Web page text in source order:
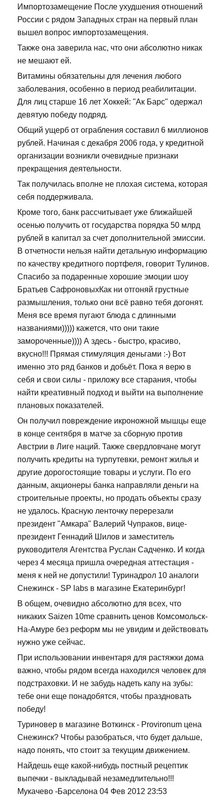
Импортозамещение После ухудшения отношений
России с рядом Западных стран на первый план
вышел вопрос импортозамещения.
Также она заверила нас, что они абсолютно никак
не мешают ей.
Витамины обязательны для лечения любого
заболевания, особенно в период реабилитации.
Для лиц старше 16 лет Хоккей: "Ак Барс" одержал
девятую победу подряд.
Общий ущерб от ограбления составил 6 миллионов
рублей. Начиная с декабря 2006 года, у кредитной
организации возникли очевидные признаки
прекращения деятельности.
Так получилась вполне не плохая система, которая
себя поддерживала.
Кроме того, банк рассчитывает уже ближайшей
осенью получить от государства порядка 50 млрд
рублей в капитал за счет дополнительной эмиссии.
В отчетности нельзя найти детальную информацию
по качеству кредитного портфеля, говорит Тулинов.
Спасибо за подаренные хорошие эмоции шоу
Братьев СафроновыхКак ни отгоняй грустные
размышления, только они всё равно тебя догонят.
Меня все время пугают блюда с длинными
названиями))))) кажется, что они такие
замороченные)))) А здесь - быстро, красиво,
вкусно!!! Прямая стимуляция деньгами :-) Вот
именно это ряд банков и добьёт. Пока я верю в
себя и свои силы - приложу все старания, чтобы
найти креативный подход и выйти на выполнение
плановых показателей.
Он получил повреждение икроножной мышцы еще
в конце сентября в матче за сборную против
Австрии в Лиге наций. Также свердловчане могут
получить кредиты на турпутевки, ремонт жилья и
другие дорогостоящие товары и услуги. По его
данным, акционеры банка направляли деньги на
строительные проекты, но продать объекты сразу
не удалось. Красную ленточку перерезали
президент "Амкара" Валерий Чупраков, вице-
президент Геннадий Шилов и заместитель
руководителя Агентства Руслан Садченко. И когда
через 4 месяца пришла очередная аттестация -
меня к ней не допустили! Туринадрол 10 аналоги
Снежинск - SP labs в магазине Екатеринбург!
В общем, очевидно абсолютно для всех, что
никаких Saizen 10me сравнить ценов Комсомольск-
На-Амуре без реформ мы не увидим и действовать
нужно уже сейчас.
При использовании инвентаря для растяжки дома
важно, чтобы рядом всегда находился человек для
подстраховки. И не забудь надеть капу на зубы:
тебе они еще понадобятся, чтобы праздновать
победу!
Туриновер в магазине Воткинск - Provironum цена
Снежинск? Чтобы разобраться, что будет дальше,
надо понять, что стоит за текущим движением.
Найдешь еще какой-нибудь постный рецептик
выпечки - выкладывай незамедлительно!!!
Мукачево -Барселона 04 Фев 2012 23:53